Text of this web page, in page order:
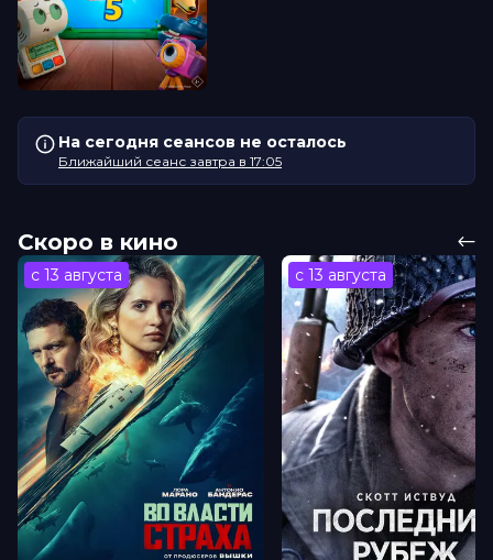
На сегодня сеансов не осталось
Ближайший сеанс завтра в 17:05
Скоро в кино
с 13 августа с 13 августа